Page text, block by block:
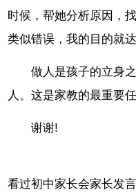
时候，帮她分析原因，
类似错误，我的目的就达
做人是孩子的立身
人。这是家教的最重要
谢谢!
看过初中家长会家长发